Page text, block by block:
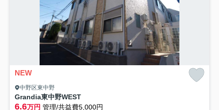
NEW
中野区東中野
Grandia東中野WEST
6.6万円 管理/共益費5,000円